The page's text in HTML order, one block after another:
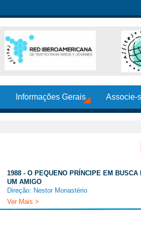
Informações Gerais Associe-
1988 - O PEQUENO PRÍNCIPE EM BUSCA
UM AMIGO
Direção: Nestor Monastério
Ver Mais >